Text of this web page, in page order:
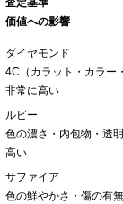
価値への影響
ダイヤモンド
4C（カラット・カラー
非常に高い
ルビー
色の濃さ・内包物・透
高い
サファイア
色の鮮やかさ・傷の有無